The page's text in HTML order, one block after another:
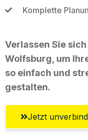
Komplette
Verlassen Sie
Wolfsburg, um
so einfach und
gestalten.
Jetzt